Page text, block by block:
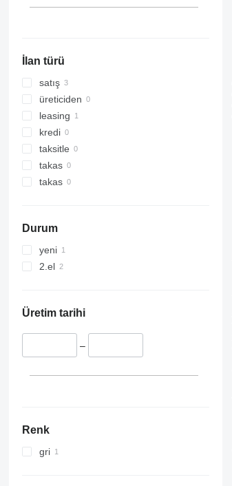
İlan türü
satış
üreticiden
leasing
kredi
taksitle
takas
takas
Durum
yeni
2.el
Üretim tarihi
–
Renk
gri